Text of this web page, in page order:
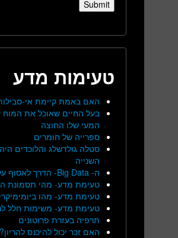
טעימות מדע
האם באמת קיימת אי-
בעל החיים שאוכל את המוח
המעי שלו החוצה
ספרייה של חומרים
סטלה גולדשלג והלוכדים
השנייה
ה- Big Data- הדרך לאסוף עלינו נתונים
טעימת מדע- מהי תסמונת
טעימת מדע- מהו
טעימת מדע- משימות חלל
תרפיה בעזרת פרוטונים
האם זכר יכול להיכנס להריון?